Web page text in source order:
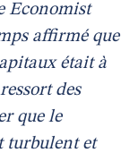
Economist
affirmé que
était à
des
que le
turbulent et